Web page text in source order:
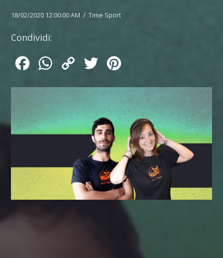
18/02/2020 12:00:00 AM / Time Sport
Condividi:
FacebookWhatsApp
Copy
Twitter